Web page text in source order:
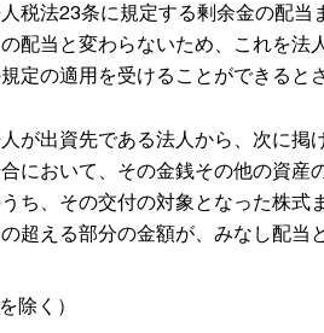
税法23条に規定する剰余金の配当
配当と変わらないため、これを法
定の適用を受けることができると
が出資先である法人から、次に掲
において、その金銭その他の資産
ち、その交付の対象となった株式
超える部分の金額が、みなし配当
除く）